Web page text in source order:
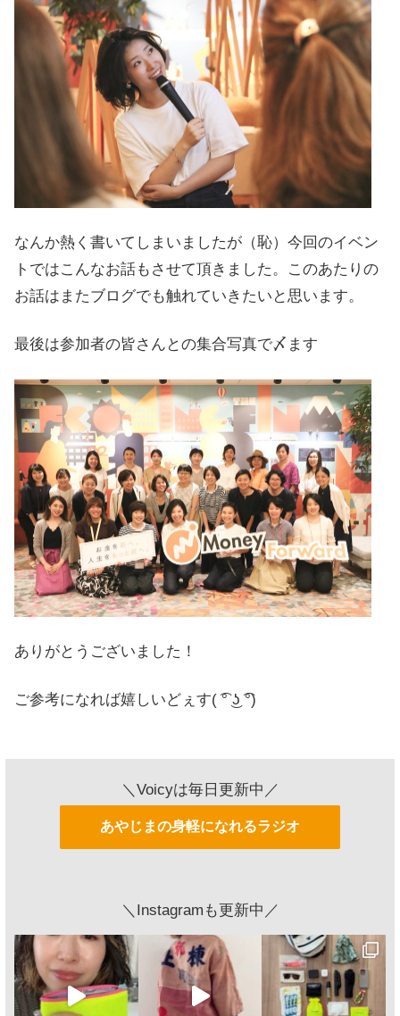
なんか熱く書いてしまいましたが（恥）今回のイベン
トではこんなお話もさせて頂きました。このあたりの
お話はまたブログでも触れていきたいと思います。
最後は参加者の皆さんとの集合写真で〆ます
ありがとうございました！
ご参考になれば嬉しいどぇす( ͡° ͜ʖ ͡°)
＼Voicyは毎日更新中／
あやじまの身軽になれるラジオ
＼Instagramも更新中／